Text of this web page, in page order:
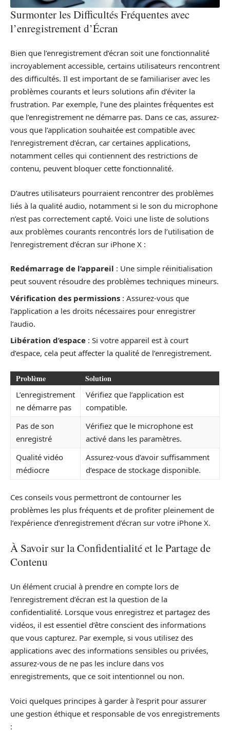
Surmonter les Difficultés Fréquentes avec
l’enregistrement d’Écran
Bien que l’enregistrement d’écran soit une fonctionnalité
incroyablement accessible, certains utilisateurs rencontrent
des difficultés. Il est important de se familiariser avec les
problèmes courants et leurs solutions afin d’éviter la
frustration. Par exemple, l’une des plaintes fréquentes est
que l’enregistrement ne démarre pas. Dans ce cas, assurez-
vous que l’application souhaitée est compatible avec
l’enregistrement d’écran, car certaines applications,
notamment celles qui contiennent des restrictions de
contenu, peuvent bloquer cette fonctionnalité.
D’autres utilisateurs pourraient rencontrer des problèmes
liés à la qualité audio, notamment si le son du microphone
n’est pas correctement capté. Voici une liste de solutions
aux problèmes courants rencontrés lors de l’utilisation de
l’enregistrement d’écran sur iPhone X :
Redémarrage de l’appareil : Une simple réinitialisation
peut souvent résoudre des problèmes techniques mineurs.
Vérification des permissions : Assurez-vous que
l’application a les droits nécessaires pour enregistrer
l’audio.
Libération d’espace : Si votre appareil est à court
d’espace, cela peut affecter la qualité de l’enregistrement.
Problème Solution
L’enregistrement
ne démarre pas
Vérifiez que l’application est
compatible.
Pas de son
enregistré
Vérifiez que le microphone est
activé dans les paramètres.
Qualité vidéo
médiocre
Assurez-vous d’avoir suffisamment
d’espace de stockage disponible.
Ces conseils vous permettront de contourner les
problèmes les plus fréquents et de profiter pleinement de
l’expérience d’enregistrement d’écran sur votre iPhone X.
À Savoir sur la Confidentialité et le Partage de
Contenu
Un élément crucial à prendre en compte lors de
l’enregistrement d’écran est la question de la
confidentialité. Lorsque vous enregistrez et partagez des
vidéos, il est essentiel d’être conscient des informations
que vous capturez. Par exemple, si vous utilisez des
applications avec des informations sensibles ou privées,
assurez-vous de ne pas les inclure dans vos
enregistrements, que ce soit intentionnel ou non.
Voici quelques principes à garder à l’esprit pour assurer
une gestion éthique et responsable de vos enregistrements
: